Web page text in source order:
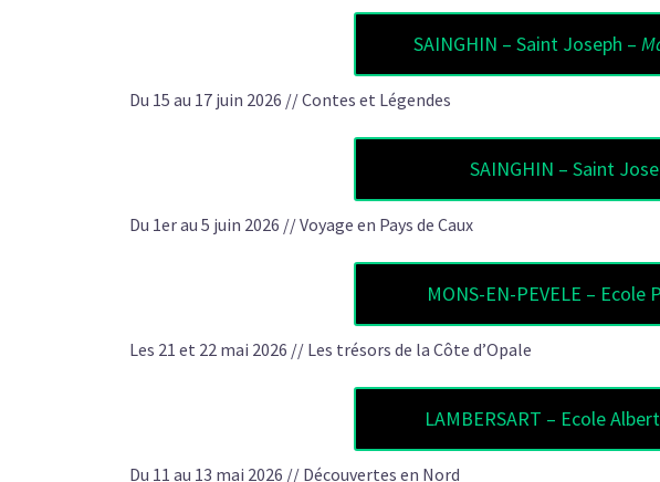
SAINGHIN – Saint Joseph –
Du 15 au 17 juin 2026 // Contes et Légendes
SAINGHIN – Saint
Du 1er au 5 juin 2026 // Voyage en Pays de Caux
MONS-EN-PEVELE – Ecole
Les 21 et 22 mai 2026 // Les trésors de la Côte d’Opale
LAMBERSART – Ecole
Du 11 au 13 mai 2026 // Découvertes en Nord